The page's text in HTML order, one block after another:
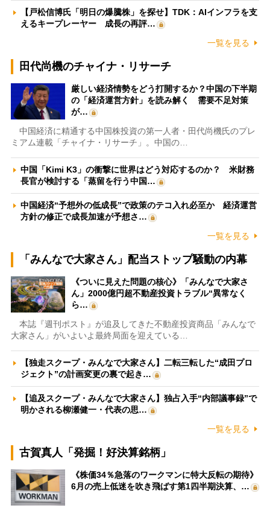
【戸松信博氏「明日の爆騰株」を探せ】TDK：AIインフラを支
えるキープレーヤー 成長の再評…
一覧を見る
田代尚機のチャイナ・リサーチ
厳しい経済情勢をどう打開するか？中国の下半期
の「経済運営方針」を読み解く 需要不足対策
が…
中国経済に精通する中国株投資の第一人者・田代尚機氏のプレ
ミアム連載「チャイナ・リサーチ」。中国の…
中国「Kimi K3」の衝撃に世界はどう対応するのか？ 米財務
長官が検討する「蒸留を行う中国…
中国経済“予想外の低成長”で政策のテコ入れ必至か 経済運営
方針の修正で成長加速が予想さ…
一覧を見る
「みんなで大家さん」配当ストップ騒動の内幕
《ついに見えた問題の核心》「みんなで大家さ
ん」2000億円超不動産投資トラブル“異常なく
ら…
本誌『週刊ポスト』が追及してきた不動産投資商品「みんなで
大家さん」がいよいよ最終局面を迎えている…
【独走スクープ・みんなで大家さん】二転三転した“成田プロ
ジェクト”の計画変更の裏で起き…
【追及スクープ・みんなで大家さん】独占入手“内部議事録”で
明かされる柳瀬健一・代表の思…
一覧を見る
古賀真人「発掘！好決算銘柄」
《株価34％急落のワークマンに特大反転の期待》
6月の売上低迷を吹き飛ばす第1四半期決算、…